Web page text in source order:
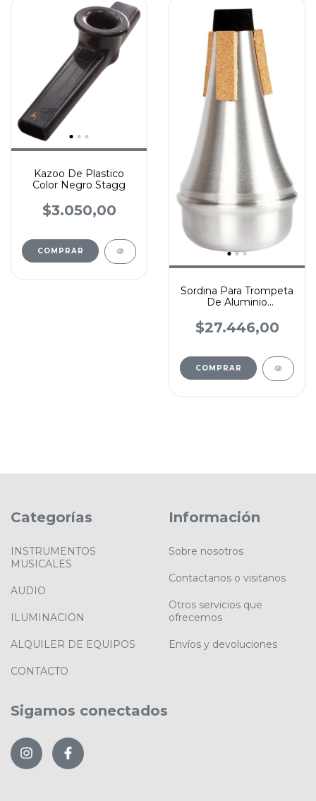
Kazoo De Plastico
Color Negro Stagg
$3.050,00
COMPRAR
Sordina Para Trompeta
De Aluminio
$27.446,00
Categorías
INSTRUMENTOS
MUSICALES
AUDIO
ILUMINACION
ALQUILER DE EQUIPOS
CONTACTO
Información
Sobre nosotros
Contactanos o visitanos
Otros servicios que
ofrecemos
Envíos y devoluciones
Sigamos conectados